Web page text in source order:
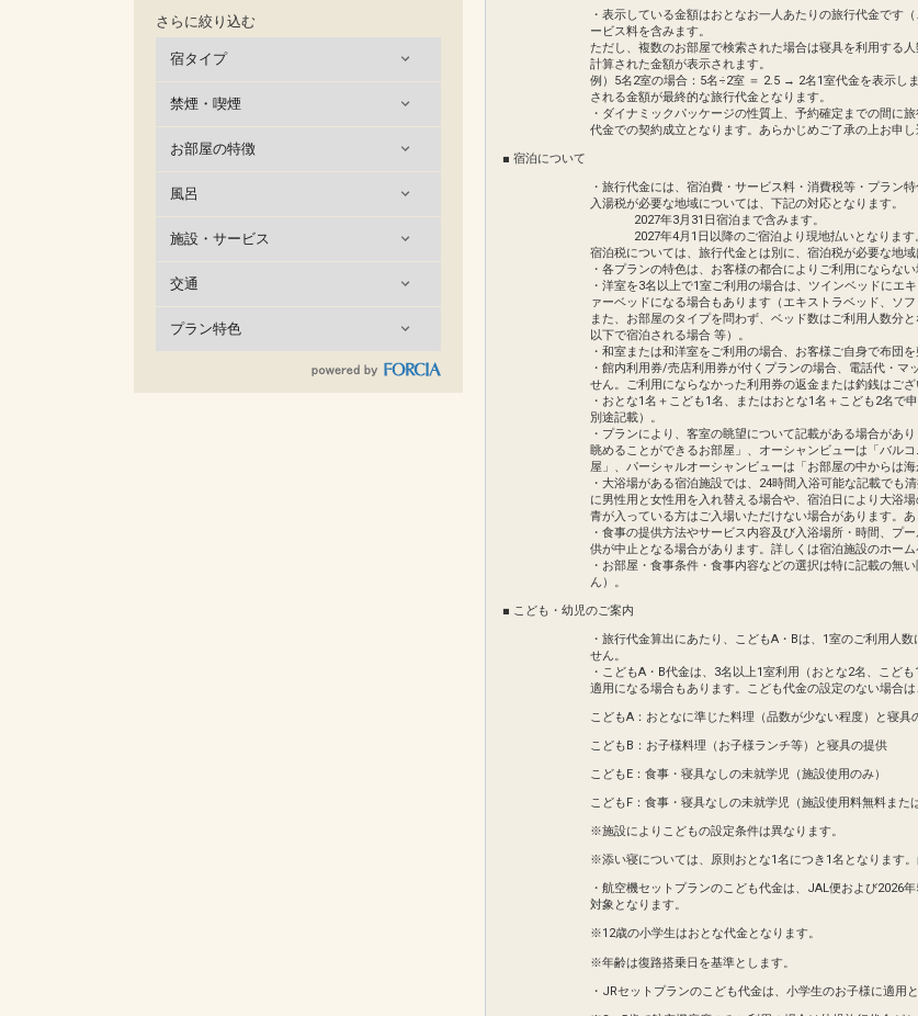
さらに絞り込む
宿タイプ
禁煙・喫煙
お部屋の特徴
風呂
施設・サービス
交通
プラン特色
インターネットコース番号：
ワイン等のアルコール類やソ
・ターンダウンサービス
・ミニバー無料（アルコール類
・エグゼクティブフロアの会
・夜間の靴磨き無料
・新聞２紙無料
・ホテルオリジナル寝具「スリ
「食事なしプラン」と「朝食
●「食事なしプラン」と「朝食
※ご覧のページがどちらかを
設定期間：2026年4月1日～
インターネットコース番号：
・表示している金額はおとなお一人あたりの旅行代金です
ービス料を含みます。
ただし、複数のお部屋で検索された場合は寝具を利用する
計算された金額が表示されます。
例）5名2室の場合：5名÷2室 ＝ 2.5 → 2名1室代金を表示し
される金額が最終的な旅行代金となります。
・ダイナミックパッケージの性質上、予約確定までの間に
代金での契約成立となります。あらかじめご了承の上お申し
■ 宿泊について
・旅行代金には、宿泊費・サービス料・消費税等・プラン特
入湯税が必要な地域については、下記の対応となります。
2027年3月31日宿泊まで含みます。
2027年4月1日以降のご宿泊より現地払いとなります
宿泊税については、旅行代金とは別に、宿泊税が必要な地域
・各プランの特色は、お客様の都合によりご利用にならな
・洋室を3名以上で1室ご利用の場合は、ツインベッドにエ
ァーベッドになる場合もあります（エキストラベッド、ソ
また、お部屋のタイプを問わず、ベッド数はご利用人数分
以下で宿泊される場合 等）。
・和室または和洋室をご利用の場合、お客様ご自身で布団
・館内利用券/売店利用券が付くプランの場合、電話代・
せん。ご利用にならなかった利用券の返金または釣銭はござ
・おとな1名＋こども1名、またはおとな1名＋こども2名で
別途記載）。
・プランにより、客室の眺望について記載がある場合があ
眺めることができるお部屋」、オーシャンビューは「バル
屋」、パーシャルオーシャンビューは「お部屋の中からは
・大浴場がある宿泊施設では、24時間入浴可能な記載でも
に男性用と女性用を入れ替える場合や、宿泊日により大浴
青が入っている方はご入場いただけない場合があります。
・食事の提供方法やサービス内容及び入浴場所・時間、プ
供が中止となる場合があります。詳しくは宿泊施設のホーム
・お部屋・食事条件・食事内容などの選択は特に記載の無
ん）。
■ こども・幼児のご案内
・旅行代金算出にあたり、こどもA・Bは、1室のご利用人
せん。
・こどもA・B代金は、3名以上1室利用（おとな2名、こど
適用になる場合もあります。こども代金の設定のない場合は
こどもA：おとなに準じた料理（品数が少ない程度）と寝具
こどもB：お子様料理（お子様ランチ等）と寝具の提供
こどもE：食事・寝具なしの未就学児（施設使用のみ）
こどもF：食事・寝具なしの未就学児（施設使用料無料また
※施設によりこどもの設定条件は異なります。
※添い寝については、原則おとな1名につき1名となります。
・航空機セットプランのこども代金は、JAL便および2026
対象となります。
※12歳の小学生はおとな代金となります。
※年齢は復路搭乗日を基準とします。
・JRセットプランのこども代金は、小学生のお子様に適用